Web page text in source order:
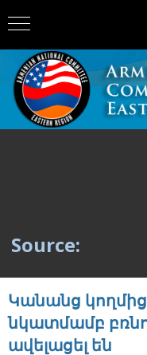
Source:
Կանանց
նկատմամբ
ավելացել են